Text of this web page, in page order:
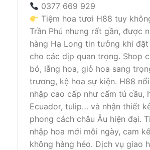
0377 669 929
Tiệm hoa tươi H88 tuy
Trần Phú nhưng rất gần, được
hàng Hạ Long tin tưởng khi
cho các dịp quan trọng. Shop
bó, lẵng hoa, giỏ hoa sang
trương, kệ hoa sự kiện. H88
nhập cao cấp như cẩm tú cầu,
Ecuador, tulip… và nhận thiết
phong cách châu Âu hiện đại.
nhập hoa mới mỗi ngày, cam
không hàng héo. Dịch vụ giao